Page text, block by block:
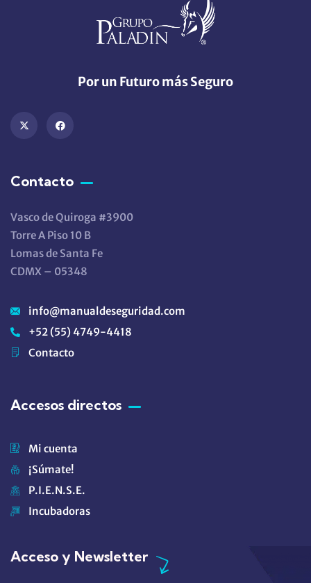
Por un Futuro más Seguro
Contacto
Vasco de Quiroga #3900
Torre A Piso 10 B
Lomas de Santa Fe
CDMX – 05348
info@manualdeseguridad.com
+52 (55) 4749-4418
Contacto
Accesos directos
Mi cuenta
¡Súmate!
P.I.E.N.S.E.
Incubadoras
Acceso y Newsletter